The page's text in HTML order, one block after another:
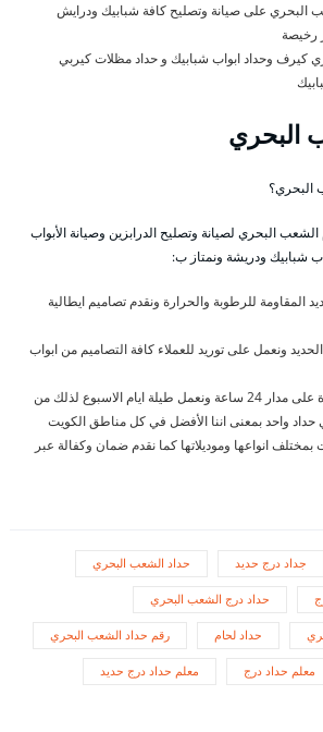
البحري على صيانة وتصليح كافة شبابيك ودرايش
رخيصة
كيرف وحداد ابواب شبابيك و حداد مظلات كيربي
البحري
البحري؟
البحري لصيانة وتصليح الدرابزين وصيانة الأبواب
شبابيك ودريشة ونمتاز ب:
المقاومة للرطوبة والحرارة ونقدم تصاميم ايطالية
ونعمل على توريد للعملاء كافة التصاميم من ابواب
أسعارنا مميزة وخدمتنا متوفرة على مدار 24 ساعة ونعمل طيلة ايام الاسبوع لذلك من
واحد بمعنى اننا الأفضل في كل مناطق الكويت
انواعها وموديلاتها كما نقدم ضمان وكفالة عبر
جداد درج حديد حداد الشعب البحري
حداد درج الشعب البحري
حداد لحام رقم حداد الشعب البحري
معلم حداد درج معلم حداد درج حديد